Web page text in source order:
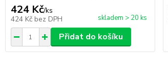
424 Kč/ks
424 Kč bez DPH skladem > 20 ks
Přidat do košíku